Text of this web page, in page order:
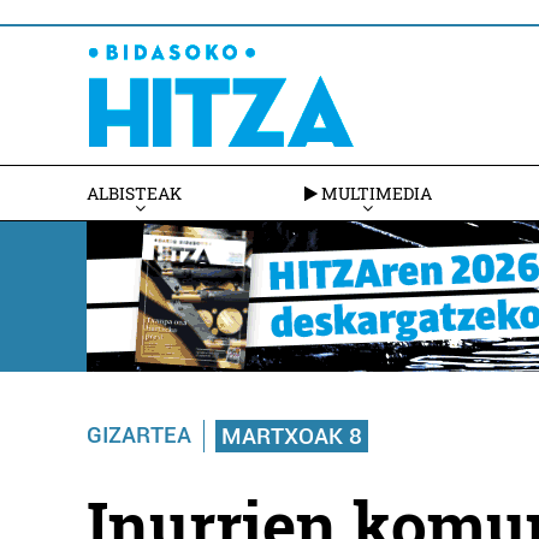
ALBISTEAK MULTIMEDIA
GIZARTEA MARTXOAK 8